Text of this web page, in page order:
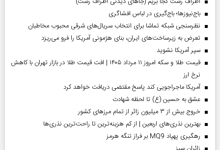
باج‌نیوزها؛ باج‌گیری در لباس افشاگری
نظرسنجی شبکه تماشا برای انتخاب سریال‌های شرقی محبوب مخاطبان
تعرض به زیرساخت‌های ایران، بنای هژمونی آمریکا را فرو می‌ریزد
سپر آمریکا نشوید
قیمت طلا و سکه امروز ۱۱ مرداد ۱۴۰۵ | افت قیمت طلا در بازار تهران با کاهش
نرخ ارز
آمریکا ماجراجویی کند پاسخ مقتضی دریافت خواهد کرد
عشق به حسین (ع) تا لحظه شهادت
خروج بیش از ۳ میلیون زائر از تمام مرز‌های کشور
بهترین نذری‌های اربعین | از کم هزینه‌ترین تا راحت‌ترین نذری‌ها
رهگیری پهپاد MQ9 بر فراز تنگه هرمز